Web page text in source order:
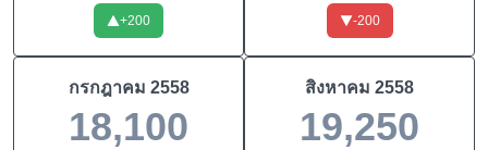
+200 -200
กรกฎาคม 2558
18,100
สิงหาคม 2558
19,250